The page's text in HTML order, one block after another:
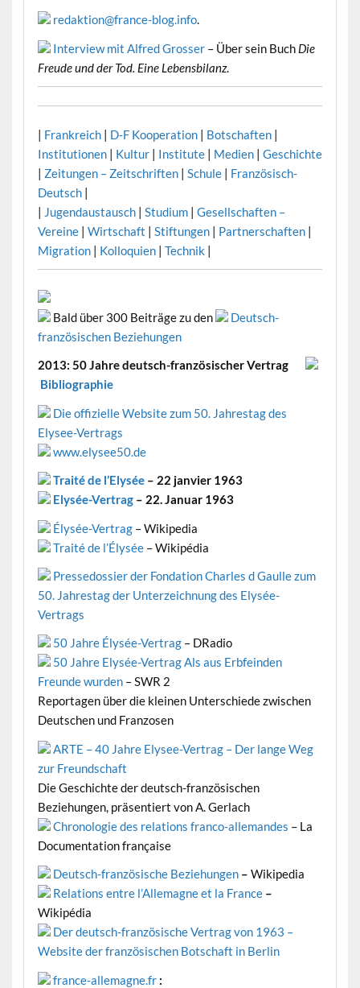
redaktion@france-blog.info.
Interview mit Alfred Grosser– Über sein Buch Die
Freude und der Tod. Eine Lebensbilanz.
| Frankreich| D-F Kooperation| Botschaften|
Institutionen| Kultur| Institute| Medien| Geschichte
| Zeitungen – Zeitschriften| Schule| Französisch-
Deutsch|
| Jugendaustausch| Studium| Gesellschaften –
Vereine| Wirtschaft | Stiftungen| Partnerschaften|
Migration| Kolloquien| Technik |
Bald über 300 Beiträge zu den
Deutsch-
französischen Beziehungen
2013: 50 Jahre deutsch-französischer Vertrag
Bibliographie
Die offizielle Website zum 50. Jahrestag des
Elysee-Vertrags
www.elysee50.de
Traité de l’Elysée– 22 janvier 1963
Elysée-Vertrag– 22. Januar 1963
Élysée-Vertrag– Wikipedia
Traité de l’Élysée– Wikipédia
Pressedossier der Fondation Charles d Gaulle zum
50. Jahrestag der Unterzeichnung des Elysée-
Vertrags
50 Jahre Élysée-Vertrag– DRadio
50 Jahre Elysée-Vertrag Als aus Erbfeinden
Freunde wurden– SWR 2
Reportagen über die kleinen Unterschiede zwischen
Deutschen und Franzosen
ARTE – 40 Jahre Elysee-Vertrag – Der lange Weg
zur Freundschaft
Die Geschichte der deutsch-französischen
Beziehungen, präsentiert von A. Gerlach
Chronologie des relations franco-allemandes – La
Documentation française
Deutsch-französische Beziehungen– Wikipedia
Relations entre l’Allemagne et la France–
Wikipédia
Der deutsch-französische Vertrag von 1963 –
Website der französischen Botschaft in Berlin
france-allemagne.fr: